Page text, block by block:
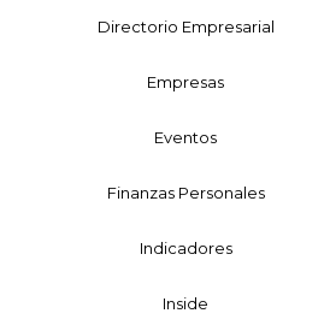
Directorio Empresarial
Empresas
Eventos
Finanzas Personales
Indicadores
Inside